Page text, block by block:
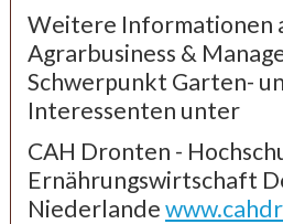
Weitere Informationen
Agrarbusiness &
Schwerpunkt Garten-
Interessenten unter
CAH Dronten -
Ernährungswirtschaft
Niederlande